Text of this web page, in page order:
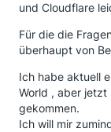
und Cloudflare
Für die die
überhaupt von
Ich habe aktuell
World , aber jetzt
gekommen.
Ich will mir